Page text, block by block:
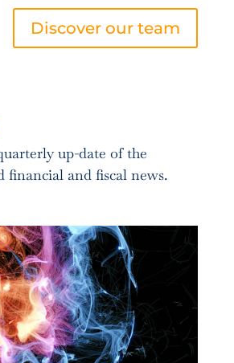
Discover our team
up-date of the
financial and fiscal news.